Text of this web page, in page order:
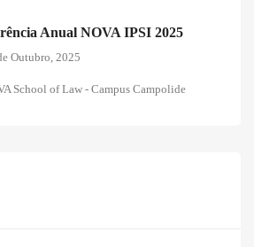
Anual NOVA IPSI 2025
Outubro, 2025
School of Law - Campus Campolide